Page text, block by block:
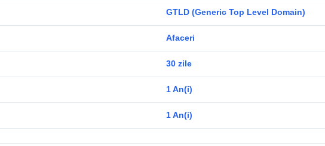
GTLD (Generic Top Level Domain)
Afaceri
30 zile
1 An(i)
1 An(i)